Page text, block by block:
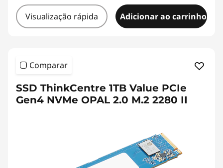
Visualização rápida Adicionar ao carrinho
Comparar
SSD ThinkCentre 1TB Value PCIe
Gen4 NVMe OPAL 2.0 M.2 2280 II